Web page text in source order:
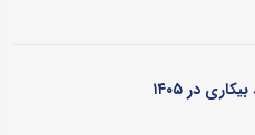
در ۱۴۰۵